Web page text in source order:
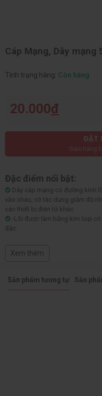
Cáp Mạng, Dây mạng
Tình trạng hàng: Còn hàng
20.000đ
ĐẶT
Giao hàng
Đặc điểm nổi bật:
Dây cáp mạng có đường kính
vào nhau, có tác dụng giảm độ
các thiết bị điện tử khác.
-Lõi được làm bằng kim loại
đặc.
thống mạng LAN văn phòng,
Xem thêm
Sản phẩm tương tự Sản